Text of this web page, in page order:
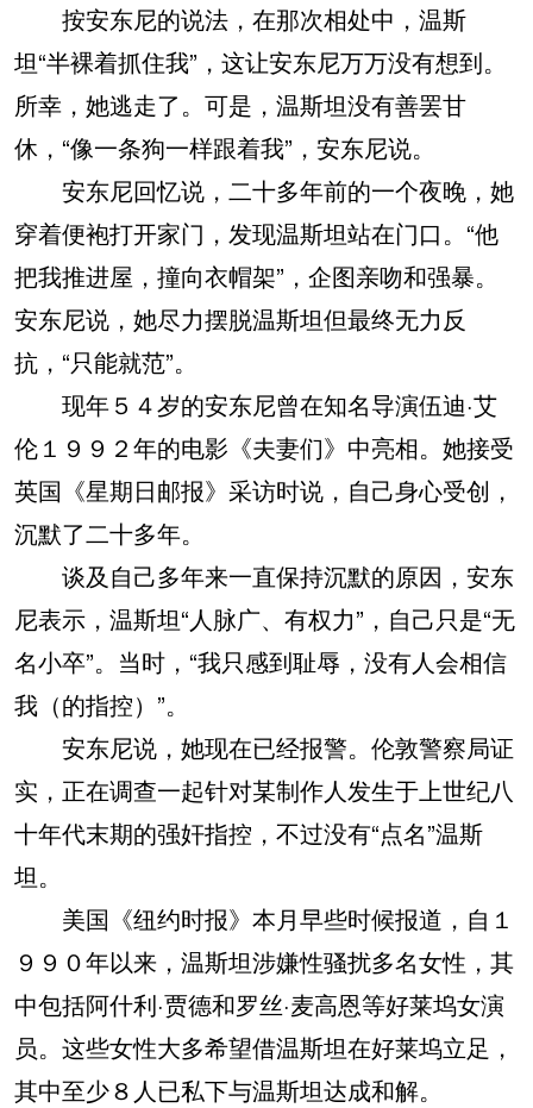
按安东尼的说法，在那次相处中，温斯
坦“半裸着抓住我”，这让安东尼万万没有想到。
所幸，她逃走了。可是，温斯坦没有善罢甘
休，“像一条狗一样跟着我”，安东尼说。
安东尼回忆说，二十多年前的一个夜晚，她
穿着便袍打开家门，发现温斯坦站在门口。“他
把我推进屋，撞向衣帽架”，企图亲吻和强暴。
安东尼说，她尽力摆脱温斯坦但最终无力反
抗，“只能就范”。
现年５４岁的安东尼曾在知名导演伍迪·艾
伦１９９２年的电影《夫妻们》中亮相。她接受
英国《星期日邮报》采访时说，自己身心受创，
沉默了二十多年。
谈及自己多年来一直保持沉默的原因，安东
尼表示，温斯坦“人脉广、有权力”，自己只是“无
名小卒”。当时，“我只感到耻辱，没有人会相信
我（的指控）”。
安东尼说，她现在已经报警。伦敦警察局证
实，正在调查一起针对某制作人发生于上世纪八
十年代末期的强奸指控，不过没有“点名”温斯
坦。
美国《纽约时报》本月早些时候报道，自１
９９０年以来，温斯坦涉嫌性骚扰多名女性，其
中包括阿什利·贾德和罗丝·麦高恩等好莱坞女演
员。这些女性大多希望借温斯坦在好莱坞立足，
其中至少８人已私下与温斯坦达成和解。